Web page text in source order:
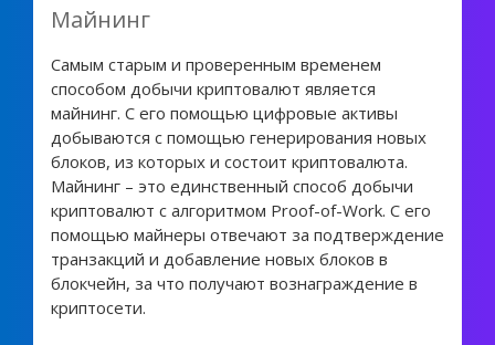
Майнинг
Самым старым и проверенным временем
способом добычи криптовалют является
майнинг. С его помощью цифровые активы
добываются с помощью генерирования новых
блоков, из которых и состоит криптовалюта.
Майнинг – это единственный способ добычи
криптовалют с алгоритмом Proof-of-Work. С его
помощью майнеры отвечают за подтверждение
транзакций и добавление новых блоков в
блокчейн, за что получают вознаграждение в
криптосети.